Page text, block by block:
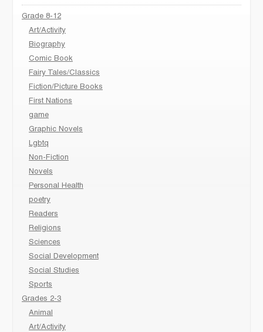
Grade 8-12
Art/Activity
Biography
Comic Book
Fairy Tales/Classics
Fiction/Picture Books
First Nations
game
Graphic Novels
Lgbtq
Non-Fiction
Novels
Personal Health
poetry
Readers
Religions
Sciences
Social Development
Social Studies
Sports
Grades 2-3
Animal
Art/Activity